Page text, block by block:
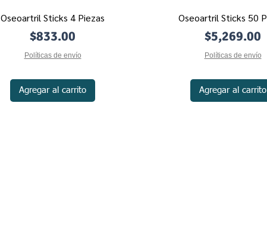
Vista rápida
Oseoartril Sticks 4 Piezas
Precio
$833.00
Políticas de envío
Agregar al carrito
Vista rápida
Oseoartril Sticks 50
Precio
$5,269.00
Políticas de envío
Agregar al carrito